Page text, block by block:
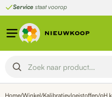
Ga
naar
de
inhoud
Service staat voorop
Home/Winkel/Kalibratievloeistoffen/pH